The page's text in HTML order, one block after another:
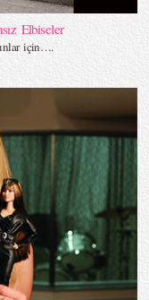
Elbiseler
için….